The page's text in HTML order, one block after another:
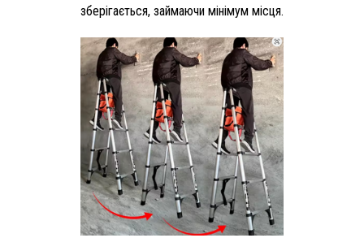
зберігається, займаючи мінімум місця.